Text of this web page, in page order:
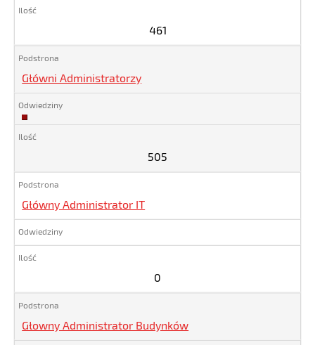
461
Główni Administratorzy
505
505
Główny Administrator IT
0
Głowny Administrator Budynków